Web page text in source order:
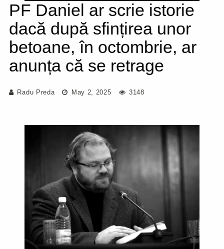
PF Daniel ar scrie istorie
dacă după sfințirea unor
betoane, în octombrie, ar
anunța că se retrage
Radu Preda May 2, 2025 3148